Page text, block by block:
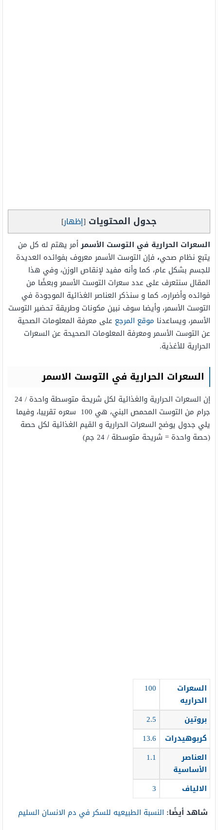
جدول المحتويات [إظهار]
السعرات الحرارية في التوست الأسمرأمر يهتم له كل من
يتبع نظام صحي، فإن التوست الأسمر معروف بفوائده العديدة
للجسم بشكل عام، كما وأنه مفيد لإنقاص الوزن، وفي هذا
المقال سنتعرف على عدد سعرات التوست الأسمر وبعضًا من
فوائده وأضراره، كما و سنذكر العناصر الغذائية الموجودة في
التوست الأسمر، وأيضا سوف نبين مكونات وطريقة تحضير التوست
الأسمر، ويساعدنا موقع المرجع على معرفة المعلومات الصحية
عن التوست الأسمر ومعرفة المعلومات الصحيحة عن السعرات
الحرارية للأغذية.
السعرات الحرارية في التوست الاسمر
إن السعرات الحرارية والغذائية لكل شريحة متوسطة واحدة / 24
جرام من التوست المحمص البني، هي 100 سعره تقريبا، وفيما
يلي جدول يوضح السعرات الحرارية و القيم الغذائية لكل حصة
(حصة واحدة = شريحة متوسطة / 24 جم)
السعرات
الحراريه
100
بروتين
2.5
كربوهيدرات
13.6
العناصر
الأساسية
1.1
الالياف
3
شاهد أيضًا: النسبة الطبيعيه للسكر في دم الانسان السليم